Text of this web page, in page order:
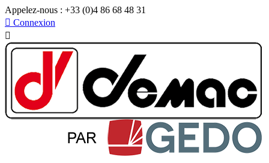
Appelez-nous : +33 (0)4 86 68 48 31
 Connexion
